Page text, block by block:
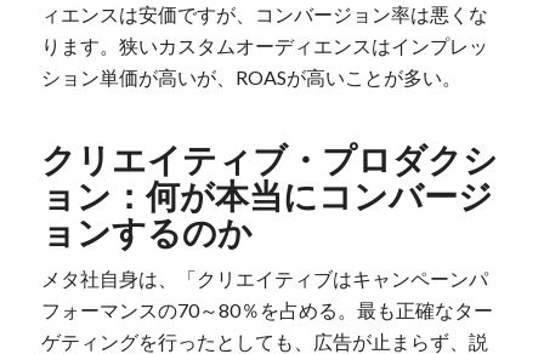
ィエンスは安価ですが、コンバージョン率は悪くな
ります。狭いカスタムオーディエンスはインプレッ
ション単価が高いが、ROASが高いことが多い。
クリエイティブ・プロダクシ
ョン：何が本当にコンバージ
ョンするのか
メタ社自身は、「クリエイティブはキャンペーンパ
フォーマンスの70～80％を占める。最も正確なター
ゲティングを行ったとしても、広告が止まらず、説